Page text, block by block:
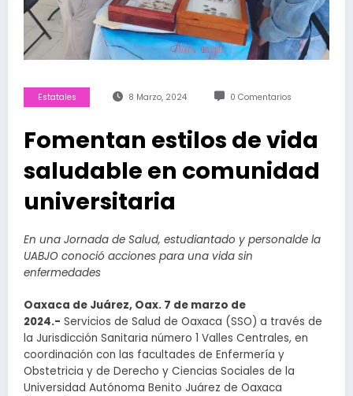
Estatales 8 Marzo, 2024 0 Comentarios
Fomentan estilos de vida
saludable en comunidad
universitaria
En una Jornada de Salud, estudiantado y personalde la
UABJO conoció acciones para una vida sin
enfermedades
Oaxaca de Juárez, Oax. 7 de marzo de
2024.- Servicios de Salud de Oaxaca (SSO) a través de
la Jurisdicción Sanitaria número 1 Valles Centrales, en
coordinación con las facultades de Enfermería y
Obstetricia y de Derecho y Ciencias Sociales de la
Universidad Autónoma Benito Juárez de Oaxaca